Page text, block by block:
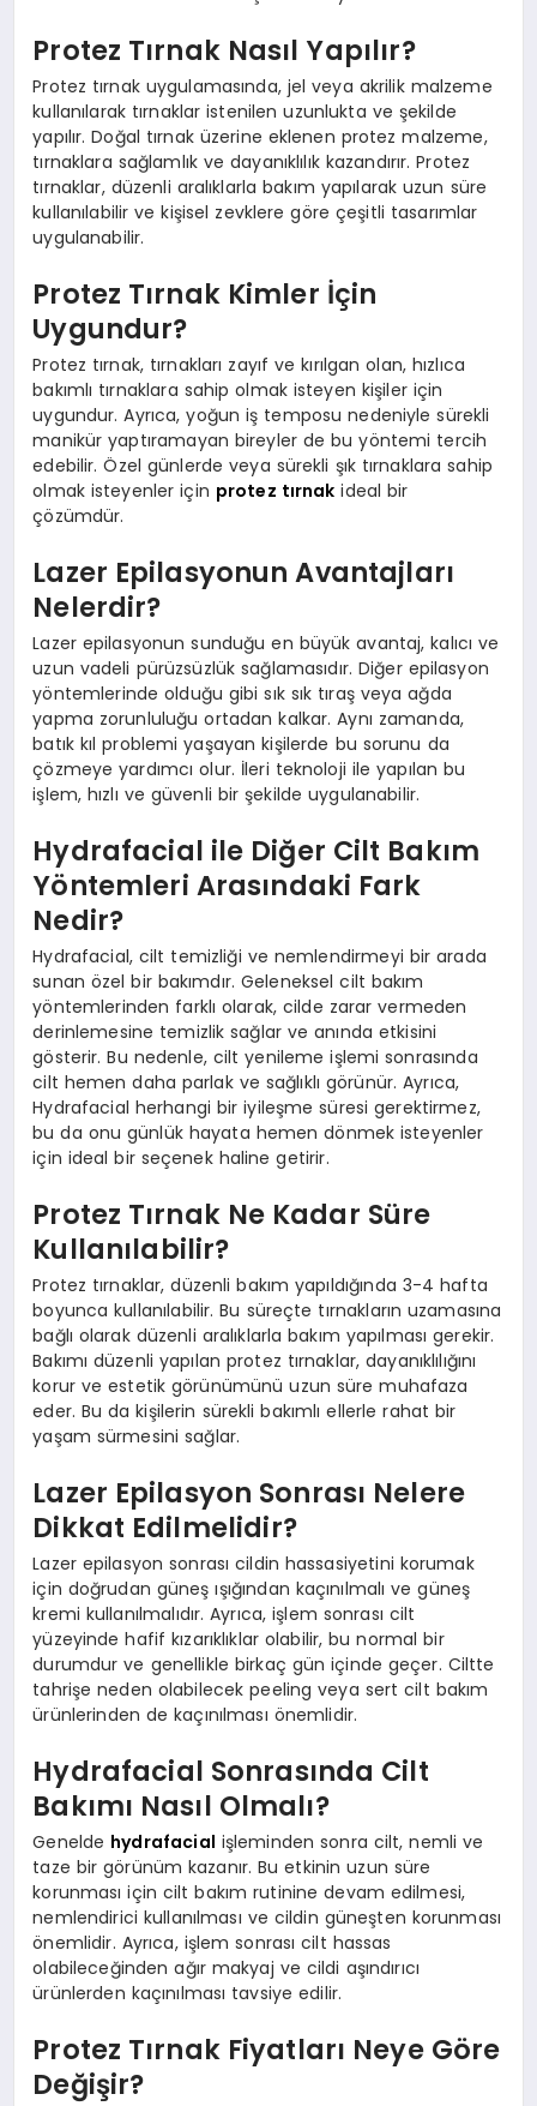
Protez Tırnak Nasıl Yapılır?
Protez tırnak uygulamasında, jel veya akrilik malzeme
kullanılarak tırnaklar istenilen uzunlukta ve şekilde
yapılır. Doğal tırnak üzerine eklenen protez malzeme,
tırnaklara sağlamlık ve dayanıklılık kazandırır. Protez
tırnaklar, düzenli aralıklarla bakım yapılarak uzun süre
kullanılabilir ve kişisel zevklere göre çeşitli tasarımlar
uygulanabilir.
Protez Tırnak Kimler İçin
Uygundur?
Protez tırnak, tırnakları zayıf ve kırılgan olan, hızlıca
bakımlı tırnaklara sahip olmak isteyen kişiler için
uygundur. Ayrıca, yoğun iş temposu nedeniyle sürekli
manikür yaptıramayan bireyler de bu yöntemi tercih
edebilir. Özel günlerde veya sürekli şık tırnaklara sahip
olmak isteyenler için protez tırnak ideal bir
çözümdür.
Lazer Epilasyonun Avantajları
Nelerdir?
Lazer epilasyonun sunduğu en büyük avantaj, kalıcı ve
uzun vadeli pürüzsüzlük sağlamasıdır. Diğer epilasyon
yöntemlerinde olduğu gibi sık sık tıraş veya ağda
yapma zorunluluğu ortadan kalkar. Aynı zamanda,
batık kıl problemi yaşayan kişilerde bu sorunu da
çözmeye yardımcı olur. İleri teknoloji ile yapılan bu
işlem, hızlı ve güvenli bir şekilde uygulanabilir.
Hydrafacial ile Diğer Cilt Bakım
Yöntemleri Arasındaki Fark
Nedir?
Hydrafacial, cilt temizliği ve nemlendirmeyi bir arada
sunan özel bir bakımdır. Geleneksel cilt bakım
yöntemlerinden farklı olarak, cilde zarar vermeden
derinlemesine temizlik sağlar ve anında etkisini
gösterir. Bu nedenle, cilt yenileme işlemi sonrasında
cilt hemen daha parlak ve sağlıklı görünür. Ayrıca,
Hydrafacial herhangi bir iyileşme süresi gerektirmez,
bu da onu günlük hayata hemen dönmek isteyenler
için ideal bir seçenek haline getirir.
Protez Tırnak Ne Kadar Süre
Kullanılabilir?
Protez tırnaklar, düzenli bakım yapıldığında 3-4 hafta
boyunca kullanılabilir. Bu süreçte tırnakların uzamasına
bağlı olarak düzenli aralıklarla bakım yapılması gerekir.
Bakımı düzenli yapılan protez tırnaklar, dayanıklılığını
korur ve estetik görünümünü uzun süre muhafaza
eder. Bu da kişilerin sürekli bakımlı ellerle rahat bir
yaşam sürmesini sağlar.
Lazer Epilasyon Sonrası Nelere
Dikkat Edilmelidir?
Lazer epilasyon sonrası cildin hassasiyetini korumak
için doğrudan güneş ışığından kaçınılmalı ve güneş
kremi kullanılmalıdır. Ayrıca, işlem sonrası cilt
yüzeyinde hafif kızarıklıklar olabilir, bu normal bir
durumdur ve genellikle birkaç gün içinde geçer. Ciltte
tahrişe neden olabilecek peeling veya sert cilt bakım
ürünlerinden de kaçınılması önemlidir.
Hydrafacial Sonrasında Cilt
Bakımı Nasıl Olmalı?
Genelde hydrafacial işleminden sonra cilt, nemli ve
taze bir görünüm kazanır. Bu etkinin uzun süre
korunması için cilt bakım rutinine devam edilmesi,
nemlendirici kullanılması ve cildin güneşten korunması
önemlidir. Ayrıca, işlem sonrası cilt hassas
olabileceğinden ağır makyaj ve cildi aşındırıcı
ürünlerden kaçınılması tavsiye edilir.
Protez Tırnak Fiyatları Neye Göre
Değişir?